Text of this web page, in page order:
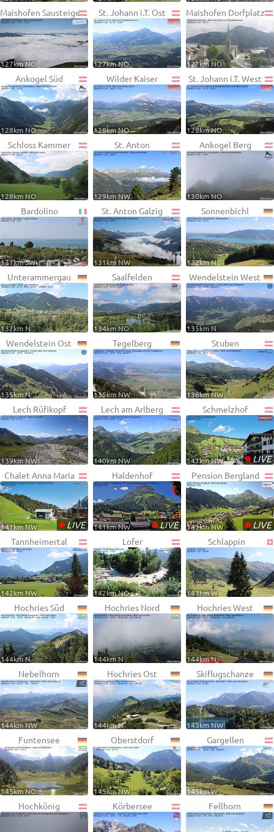
Maishofen Sausteige
127km NO
St. Johann i.T. Ost
127km NO
Maishofen Dorfplatz
127km NO
Ankogel Süd
128km NO
Wilder Kaiser
128km NO
St. Johann i.T. West
128km NO
Schloss Kammer
128km NO
St. Anton
129km NW
Ankogel Berg
130km NO
Bardolino
131km SW
St. Anton Galzig
131km NW
Sonnenbichl
132km N
Unterammergau
132km N
Saalfelden
134km NO
Wendelstein West
135km N
Wendelstein Ost
135km N
Tegelberg
135km NW
Stuben
136km NW
Lech Rüfikopf
139km NW
Lech am Arlberg
140km NW
Schmelzhof
•LIVE
141km NW
Chalet Anna Maria
•LIVE
141km NW
Haldenhof
•LIVE
141km NW
Pension Bergland
•LIVE
141km NW
Tannheimertal
142km NW
Lofer
142km NO
Schlappin
143km W
Hochries Süd
144km N
Hochries Nord
144km N
Hochries West
144km N
Nebelhorn
144km NW
Hochries Ost
144km N
Skiflugschanze
145km NW
Funtensee
145km NO
Oberstdorf
145km NW
Gargellen
145km W
Hochkönig Körbersee Fellhorn